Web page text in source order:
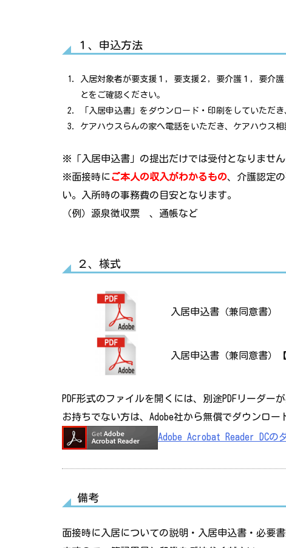
１、申込方法
入居対象者が要支援１，要支援２，要介護１，要介
とをご確認ください。
「入居申込書」をダウンロード・印刷をしていただき
ケアハウスらんの家へ電話をいただき、ケアハウス
※「入居申込書」の提出だけでは受付となりません
※面接時にご本人の収入がわかるもの、介護認定
い。入所時の事務費の目安となります。
（例）源泉徴収票 、通帳など
２、様式
入居申込書（兼同意書）
入居申込書（兼同意書）
PDF形式のファイルを開くには、別途PDFリーダー
お持ちでない方は、Adobe社から無償でダウンロー
Adobe Acrobat Reader DCの
備考
面接時に入居についての説明・入居申込書・必要